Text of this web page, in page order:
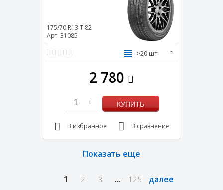
175/70 R13 T 82
Арт. 31085
>20 шт
2 780
1 КУПИТЬ
В избранное В сравнение
Показать еще
1 2 3 ... 125 далее